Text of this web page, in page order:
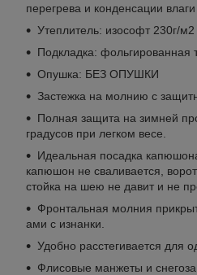
перегрева и конденсации влаги
Утеплитель: изософт 230г/м2
Подкладка:
Опушка: БЕЗ ОПУШКИ
Застежка на молнию с
Полная защита на зимней
градусов при легком весе.
Идеальная посадка
капюшон не сваливается,
стойка на шею не давит и не
Фронтальная молния
ами с изнанки.
Удобно расстегивается для
Флисовые манжеты и